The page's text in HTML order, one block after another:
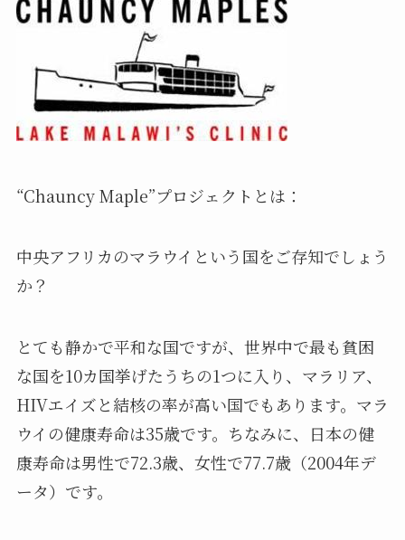
“Chauncy Maple”プロジェクトとは：
中央アフリカのマラウイという国をご存知でしょう
か？
とても静かで平和な国ですが、世界中で最も貧困
な国を10カ国挙げたうちの1つに入り、マラリア、
HIVエイズと結核の率が高い国でもあります。マラ
ウイの健康寿命は35歳です。ちなみに、日本の健
康寿命は男性で72.3歳、女性で77.7歳（2004年デ
ータ）です。